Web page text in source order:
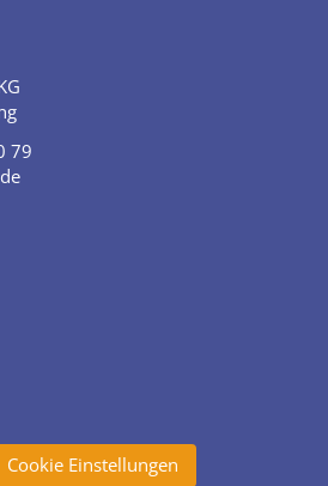
79
Cookie Einstellungen